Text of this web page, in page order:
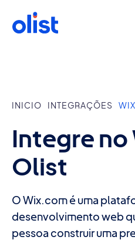
INICIO INTEGRAÇÕES WIX
Integre no
Olist
O Wix.com é uma
desenvolvimento web
pessoa construir uma